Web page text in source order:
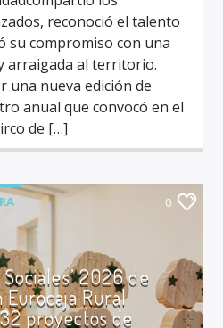
reconoció el talento
su compromiso con una
arraigada al territorio.
una nueva edición de
anual que convocó en el
de […]
0
Sociales’ 2026 de
Eurocaja Rural
proyectos de